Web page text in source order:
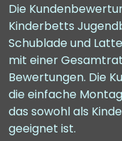
Die
Kinderbetts
Schublade und
mit einer
Bewertungen. Die
die einfache
das sowohl als
geeignet ist.